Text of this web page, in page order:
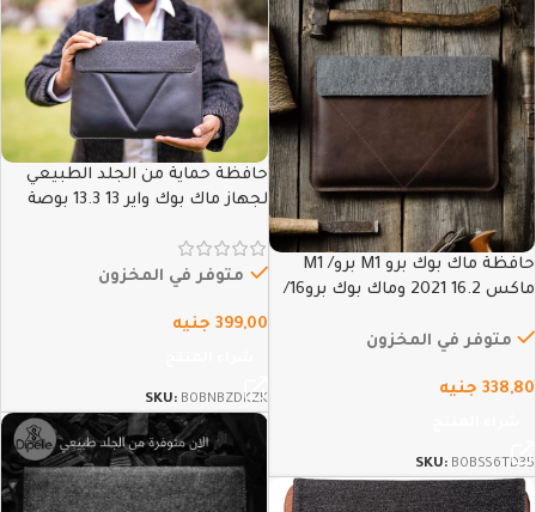
حافظة ماك بوك برو M1 برو/ M1
ماكس 16.2 2021 وماك بوك برو16/
فوكس…
متوفر في المخزون
338,80 جنيه
SKU: B0BSS6TD35
حافظة حماية من الجلد الطبيعي
لجهاز ماك بوك واير 13 13.3 بوصة
برو 13 بوصة (M1 وM2) وماك بوك…متوفر في المخزون
399,00 جنيه
SKU: B0BNBZDKZK